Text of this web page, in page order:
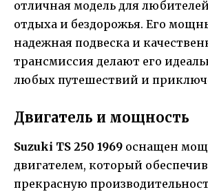
отличная модель для
отдыха и бездорожья. Его
надежная подвеска и
трансмиссия делают его
любых путешествий и
Двигатель и мощность
Suzuki TS 250 1969 оснащен
двигателем, который
прекрасную